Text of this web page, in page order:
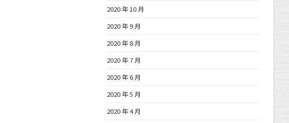
2020 年 10 月
2020 年 9 月
2020 年 8 月
2020 年 7 月
2020 年 6 月
2020 年 5 月
2020 年 4 月